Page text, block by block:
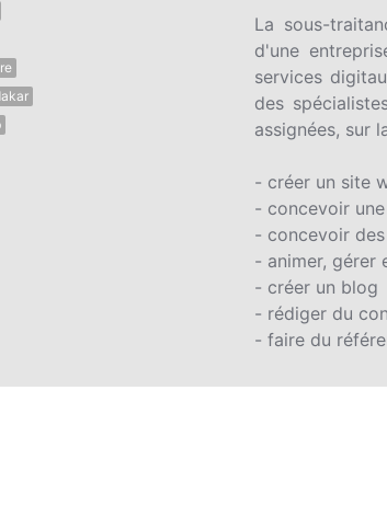
La sous-
d'une
services
des
assignées, sur
- créer un site
- concevoir
- concevoir
- animer, gérer
- créer un blog
- rédiger du
- faire du